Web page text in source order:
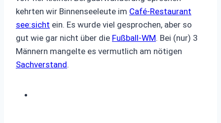
kehrten wir Binnenseeleute im Café-Restaurant
see:sicht ein. Es wurde viel gesprochen, aber so
gut wie gar nicht über die Fußball-WM. Bei (nur) 3
Männern mangelte es vermutlich am nötigen
Sachverstand.